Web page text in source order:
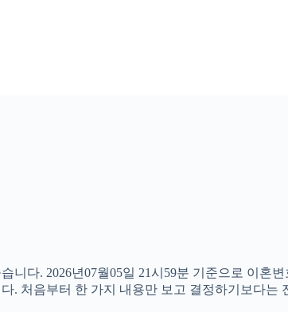
다. 2026년07월05일 21시59분 기준으로 이혼
처음부터 한 가지 내용만 보고 결정하기보다는